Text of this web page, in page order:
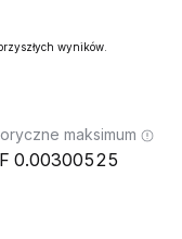
wyników.
maksimum
0.00300525